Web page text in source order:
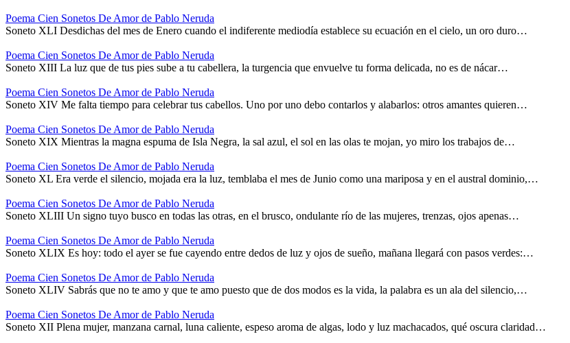
Poema Cien Sonetos De Amor de Pablo Neruda
Soneto XLI Desdichas del mes de Enero cuando el indiferente mediodía establece su ecuación en el cielo, un oro duro…
Poema Cien Sonetos De Amor de Pablo Neruda
Soneto XIII La luz que de tus pies sube a tu cabellera, la turgencia que envuelve tu forma delicada, no es de nácar…
Poema Cien Sonetos De Amor de Pablo Neruda
Soneto XIV Me falta tiempo para celebrar tus cabellos. Uno por uno debo contarlos y alabarlos: otros amantes quieren…
Poema Cien Sonetos De Amor de Pablo Neruda
Soneto XIX Mientras la magna espuma de Isla Negra, la sal azul, el sol en las olas te mojan, yo miro los trabajos de…
Poema Cien Sonetos De Amor de Pablo Neruda
Soneto XL Era verde el silencio, mojada era la luz, temblaba el mes de Junio como una mariposa y en el austral dominio,…
Poema Cien Sonetos De Amor de Pablo Neruda
Soneto XLIII Un signo tuyo busco en todas las otras, en el brusco, ondulante río de las mujeres, trenzas, ojos apenas…
Poema Cien Sonetos De Amor de Pablo Neruda
Soneto XLIX Es hoy: todo el ayer se fue cayendo entre dedos de luz y ojos de sueño, mañana llegará con pasos verdes:…
Poema Cien Sonetos De Amor de Pablo Neruda
Soneto XLIV Sabrás que no te amo y que te amo puesto que de dos modos es la vida, la palabra es un ala del silencio,…
Poema Cien Sonetos De Amor de Pablo Neruda
Soneto XII Plena mujer, manzana carnal, luna caliente, espeso aroma de algas, lodo y luz machacados, qué oscura claridad…